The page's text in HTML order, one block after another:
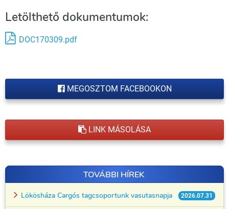
Letölthető dokumentumok:
DOC170309.pdf
MEGOSZTOM FACEBOOKON
LINK MÁSOLÁSA
TOVÁBBI HÍREK
2026.07.31
Lökösháza Cargós tagcsoportunk vasutasnapja